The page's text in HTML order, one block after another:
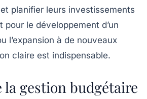
planifier leurs investissements
pour le développement d’un
l’expansion à de nouveaux
claire est indispensable.
la gestion budgétaire